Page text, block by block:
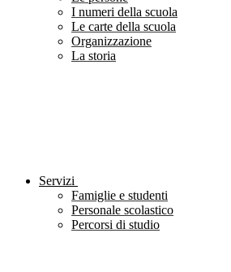
I numeri della scuola
Le carte della scuola
Organizzazione
La storia
Servizi
Famiglie e studenti
Personale scolastico
Percorsi di studio